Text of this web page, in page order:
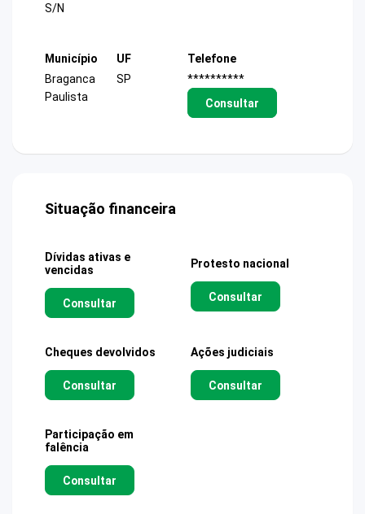
S/N
Município
Braganca
Paulista
UF
SP
Telefone
**********
Consultar
Situação financeira
Dívidas ativas e
vencidas
Consultar
Protesto nacional
Consultar
Cheques devolvidos
Consultar
Ações judiciais
Consultar
Participação em
falência
Consultar